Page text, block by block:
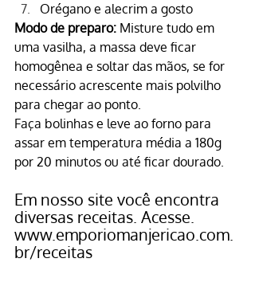
Orégano e alecrim a gosto
Modo de preparo: Misture tudo em
uma vasilha, a massa deve ficar
homogênea e soltar das mãos, se for
necessário acrescente mais polvilho
para chegar ao ponto.
Faça bolinhas e leve ao forno para
assar em temperatura média a 180g
por 20 minutos ou até ficar dourado.
Em nosso site você encontra
diversas receitas. Acesse.
www.emporiomanjericao.com.
br/receitas